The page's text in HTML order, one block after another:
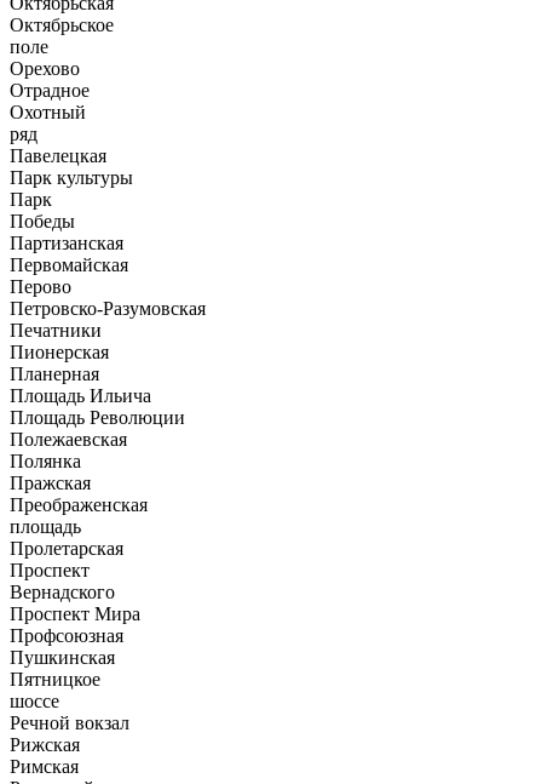
Октябрьское
поле
Орехово
Отрадное
Охотный
ряд
Павелецкая
Парк культуры
Парк
Победы
Партизанская
Первомайская
Перово
Петровско-Разумовская
Печатники
Пионерская
Планерная
Площадь Ильича
Площадь Революции
Полежаевская
Полянка
Пражская
Преображенская
площадь
Пролетарская
Проспект
Вернадского
Проспект Мира
Профсоюзная
Пушкинская
Пятницкое
шоссе
Речной вокзал
Рижская
Римская